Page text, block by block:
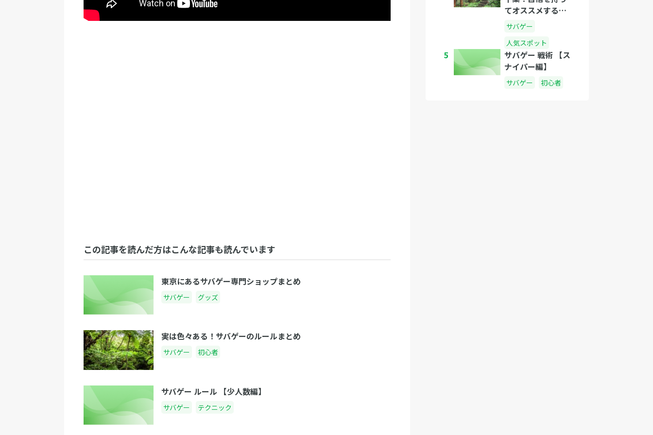
この記事を読んだ方はこんな記事も読んでいます
東京にあるサバゲー専門ショップまとめ
サバゲー グッズ
実は色々ある！サバゲーのルールまとめ
サバゲー 初心者
サバゲー ルール 【少人数編】
サバゲー テクニック
てオススメするフ
ィールド7選
サバゲー
人気スポット
5
サバゲー 戦術 【ス
ナイパー編】
サバゲー 初心者